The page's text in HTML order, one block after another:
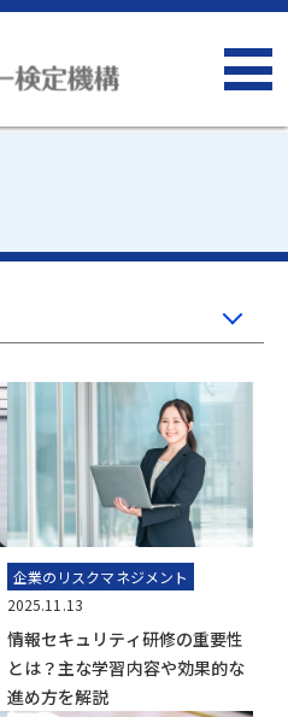
企業のリスクマネジメント
2025.11.13
情報セキュリティ研修の重要性
とは？主な学習内容や効果的な
進め方を解説